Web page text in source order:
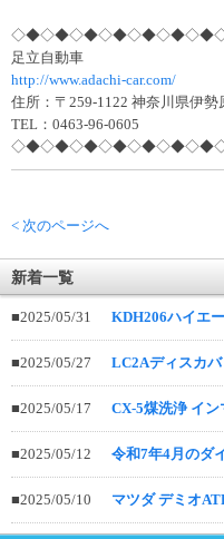
足立自動車
http://www.adachi-car.com/
住所：〒259-1122 神奈川県伊
TEL：0463-96-0605
< 次のページへ
新着一覧
■2025/05/31 KDH206ハイエ
■2025/05/27 LC2Aディスカ
■2025/05/17 CX-5煤洗浄 イ
■2025/05/12 令和7年4月のダ
■2025/05/10 マツダ デミオ